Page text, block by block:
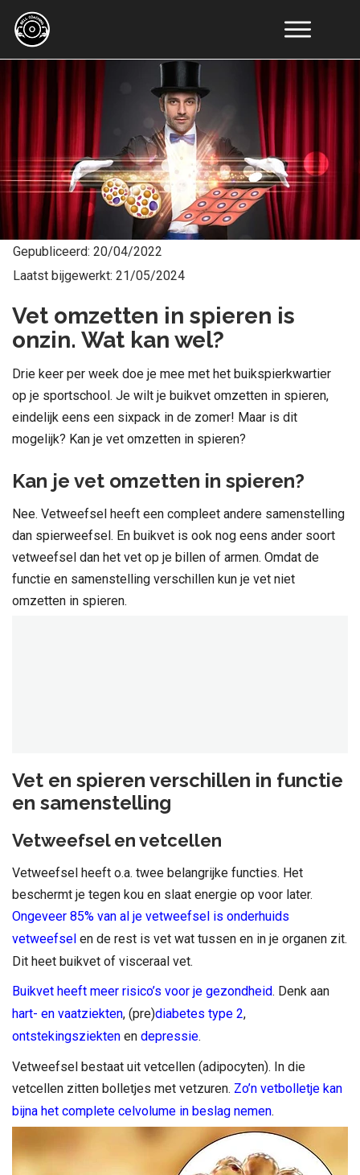
Online
Resultaten
Artikelen
Recepten
Over
Ons
Contact
Gepubliceerd: 20/04/2022
Laatst bijgewerkt: 21/05/2024
Vet omzetten in spieren is
onzin. Wat kan wel?
Drie keer per week doe je mee met het buikspierkwartier
op je sportschool. Je wilt je buikvet omzetten in spieren,
eindelijk eens een sixpack in de zomer! Maar is dit
mogelijk? Kan je vet omzetten in spieren?
Kan je vet omzetten in spieren?
Nee. Vetweefsel heeft een compleet andere samenstelling
dan spierweefsel. En buikvet is ook nog eens ander soort
vetweefsel dan het vet op je billen of armen. Omdat de
functie en samenstelling verschillen kun je vet niet
omzetten in spieren.
Vet en spieren verschillen in functie
en samenstelling
Vetweefsel en vetcellen
Vetweefsel heeft o.a. twee belangrijke functies. Het
beschermt je tegen kou en slaat energie op voor later.
Ongeveer 85% van al je vetweefsel is onderhuids
vetweefsel en de rest is vet wat tussen en in je organen zit.
Dit heet buikvet of visceraal vet.
Buikvet heeft meer risico’s voor je gezondheid. Denk aan
hart- en vaatziekten, (pre)diabetes type 2,
ontstekingsziekten en depressie.
Vetweefsel bestaat uit vetcellen (adipocyten). In die
vetcellen zitten bolletjes met vetzuren. Zo’n vetbolletje kan
bijna het complete celvolume in beslag nemen.